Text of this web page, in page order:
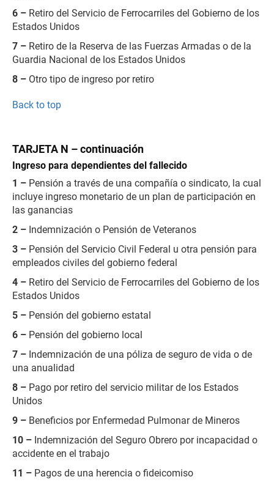
6 – Retiro del Servicio de Ferrocarriles del Gobierno de los
Estados Unidos
7 – Retiro de la Reserva de las Fuerzas Armadas o de la
Guardia Nacional de los Estados Unidos
8 – Otro tipo de ingreso por retiro
Back to top
TARJETA N – continuación
Ingreso para dependientes del fallecido
1 – Pensión a través de una compañía o sindicato, la cual
incluye ingreso monetario de un plan de participación en
las ganancias
2 – Indemnización o Pensión de Veteranos
3 – Pensión del Servicio Civil Federal u otra pensión para
empleados civiles del gobierno federal
4 – Retiro del Servicio de Ferrocarriles del Gobierno de los
Estados Unidos
5 – Pensión del gobierno estatal
6 – Pensión del gobierno local
7 – Indemnización de una póliza de seguro de vida o de
una anualidad
8 – Pago por retiro del servicio militar de los Estados
Unidos
9 – Beneficios por Enfermedad Pulmonar de Mineros
10 – Indemnización del Seguro Obrero por incapacidad o
accidente en el trabajo
11 – Pagos de una herencia o fideicomiso